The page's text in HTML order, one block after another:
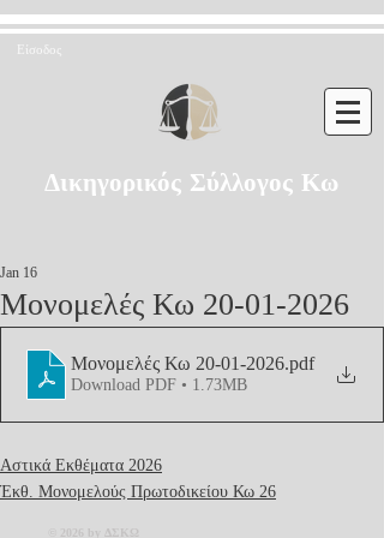
Είσοδος
Δικηγορικός Σύλλογος Κω
Μονομελές Κω 20-01-2026
Jan 16
Μονομελές Κω 20-01-2026.pdf
Download PDF • 1.73MB
Αστικά Εκθέματα 2026
Έκθ. Μονομελούς Πρωτοδικείου Κω 26
© 2026 by ΔΣΚΩ